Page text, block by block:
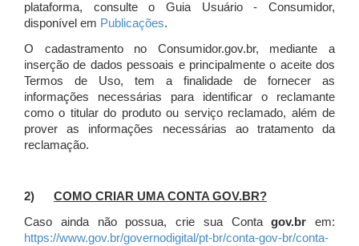
plataforma, consulte o Guia Usuário - Consumidor,
disponível em Publicações.
O cadastramento no Consumidor.gov.br, mediante a
inserção de dados pessoais e principalmente o aceite dos
Termos de Uso, tem a finalidade de fornecer as
informações necessárias para identificar o reclamante
como o titular do produto ou serviço reclamado, além de
prover as informações necessárias ao tratamento da
reclamação.
2) COMO CRIAR UMA CONTA GOV.BR?
Caso ainda não possua, crie sua Contagov.br em:
https://www.gov.br/governodigital/pt-br/conta-gov-br/conta-